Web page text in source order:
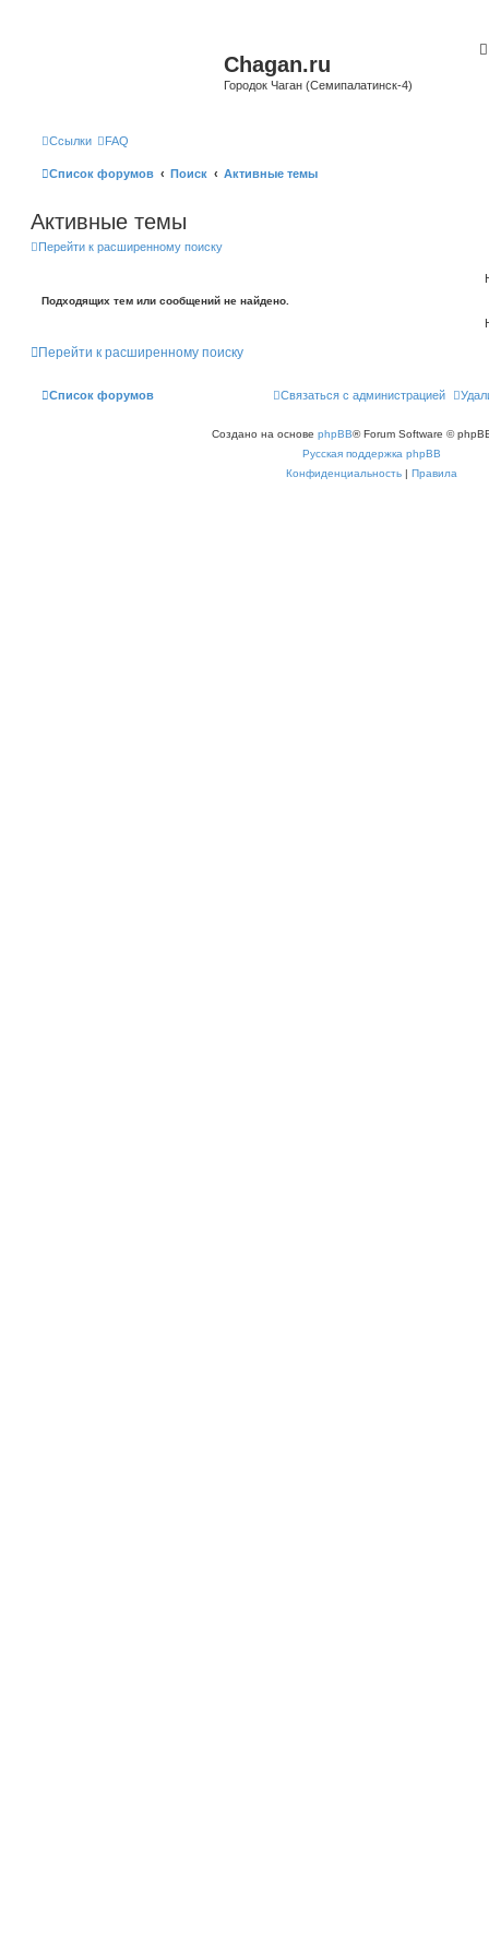
Chagan.ru
Городок Чаган (Семипалатинск-4)
Ссылки FAQ
Список форумов Поиск Активные темы
Активные темы
Перейти к расширенному поиску
Подходящих тем или сообщений не найдено.
Перейти к расширенному поиску
Список форумов Связаться с администрацией
Создано на основе phpBB® Forum Software ©
Русская поддержка phpBB
Конфиденциальность | Правила